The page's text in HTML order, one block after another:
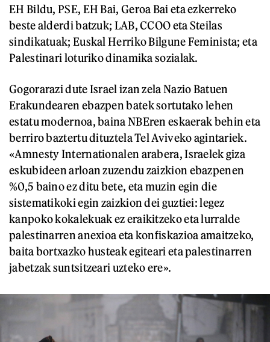
EH Bildu, PSE, EH Bai, Geroa Bai eta ezkerreko
beste alderdi batzuk; LAB, CCOO eta Steilas
sindikatuak; Euskal Herriko Bilgune Feminista; eta
Palestinari loturiko dinamika sozialak.
Gogorarazi dute Israel izan zela Nazio Batuen
Erakundearen ebazpen batek sortutako lehen
estatu modernoa, baina NBEren eskaerak behin eta
berriro baztertu dituztela Tel Aviveko agintariek.
«Amnesty Internationalen arabera, Israelek giza
eskubideen arloan zuzendu zaizkion ebazpenen
%0,5 baino ez ditu bete, eta muzin egin die
sistematikoki egin zaizkion dei guztiei: legez
kanpoko kokalekuak ez eraikitzeko eta lurralde
palestinarren anexioa eta konfiskazioa amaitzeko,
baita bortxazko husteak egiteari eta palestinarren
jabetzak suntsitzeari uzteko ere».